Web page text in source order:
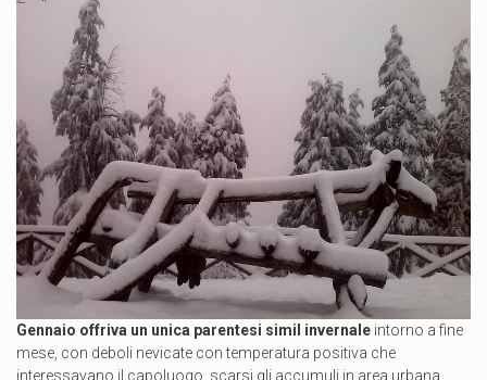
Gennaio offriva un unica parentesi simil invernale intorno a fine
mese, con deboli nevicate con temperatura positiva che
interessavano il capoluogo, scarsi gli accumuli in area urbana.